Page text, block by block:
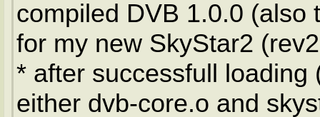
compiled DVB 1.0.0 (also
for my new SkyStar2
* after successfull
either dvb-core.o and